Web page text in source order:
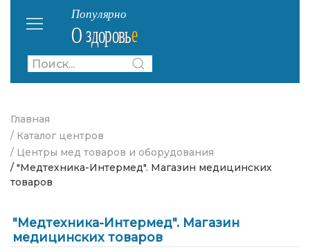
Главная
/ Каталог центров
/ Центры мед товаров и оборудования
/ "Медтехника-Интермед". Магазин медицинских
товаров
"Медтехника-Интермед". Магазин
медицинских товаров